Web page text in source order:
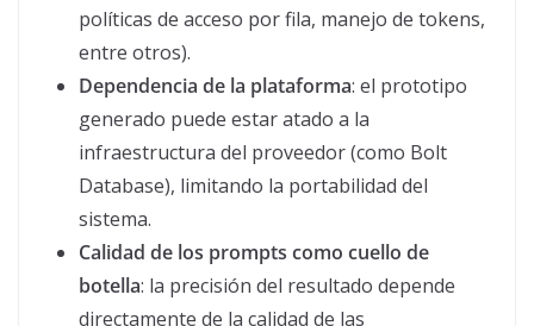
políticas de acceso por fila, manejo de tokens,
entre otros).
Dependencia de la plataforma: el prototipo
generado puede estar atado a la
infraestructura del proveedor (como Bolt
Database), limitando la portabilidad del
sistema.
Calidad de los prompts como cuello de
botella: la precisión del resultado depende
directamente de la calidad de las